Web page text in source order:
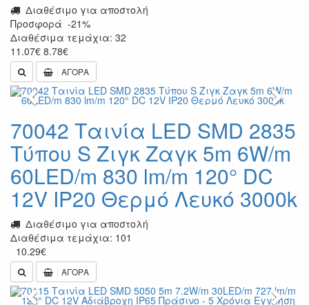
Διαθέσιμο για αποστολή
Προσφορά -21%
Διαθέσιμα τεμάχια: 32
11.07€ 8.78€
ΑΓΟΡΑ
Previous Next
70042 Ταινία LED SMD 2835
Τύπου S Ζιγκ Ζαγκ 5m 6W/m
60LED/m 830 lm/m 120° DC
12V IP20 Θερμό Λευκό 3000k
Διαθέσιμο για αποστολή
Διαθέσιμα τεμάχια: 101
10.29€
ΑΓΟΡΑ
Previous Next